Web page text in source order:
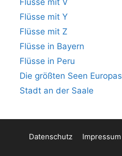
Flüsse mit Y
Flüsse mit Z
Flüsse in Bayern
Flüsse in Peru
Die größten Seen Europas
Stadt an der Saale
Datenschutz Impressum